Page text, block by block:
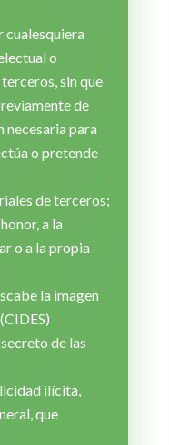
cualesquiera
o
sin que
de
necesaria para
o pretende
de terceros;
a la
o a la propia
la imagen
de las
ilícita,
que